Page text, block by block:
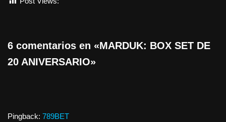
6 comentarios en «MARDUK: BOX SET DE
20 ANIVERSARIO»
Pingback: 789BET